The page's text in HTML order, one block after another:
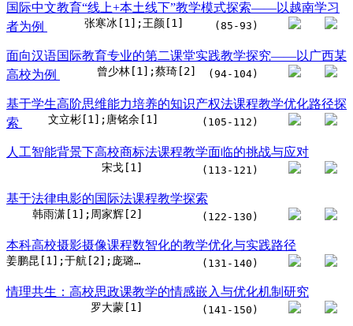
国际中文教育“线上+本土线下”教学模式探索——以越南学习
者为例
张寒冰[1];王颜[1] (85-93)
面向汉语国际教育专业的第二课堂实践教学探究——以广西某
高校为例
曾少林[1];蔡琦[2] (94-104)
基于学生高阶思维能力培养的知识产权法课程教学优化路径探
索
文立彬[1];唐铭余[1] (105-112)
人工智能背景下高校商标法课程教学面临的挑战与应对
宋戈[1] (113-121)
基于法律电影的国际法课程教学探索
韩雨潇[1];周家辉[2] (122-130)
本科高校摄影摄像课程数智化的教学优化与实践路径
姜鹏昆[1];于航[2];庞璐宁[1] (131-140)
情理共生：高校思政课教学的情感嵌入与优化机制研究
罗大蒙[1] (141-150)